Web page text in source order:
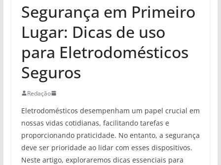
Segurança em Primeiro
Lugar: Dicas de uso
para Eletrodomésticos
Seguros
Redação
Eletrodomésticos desempenham um papel crucial em
nossas vidas cotidianas, facilitando tarefas e
proporcionando praticidade. No entanto, a segurança
deve ser prioridade ao lidar com esses dispositivos.
Neste artigo, exploraremos dicas essenciais para